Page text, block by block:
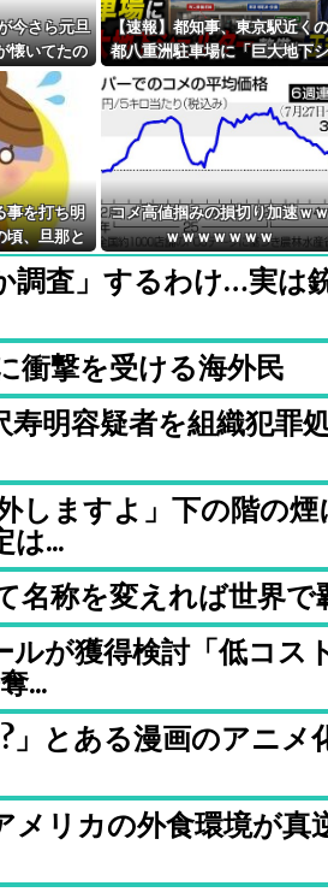
今さら元旦
懐いてたの
【速報】都知事、東京駅近くの
都八重洲駐車場に「巨大地下シ
ェルター」整備を正式表明
事を打ち明
頃、旦那と
らず...
コメ高値掴みの損切り加速ｗｗ
ｗｗｗｗｗｗｗ
査」するわけ…実は
衝撃を受ける海外民
明容疑者を組織犯罪
しますよ」下の階の
は...
称を変えれば世界で
ルが獲得検討「低コス
...
とある漫画のアニメ
メリカの外食環境が真